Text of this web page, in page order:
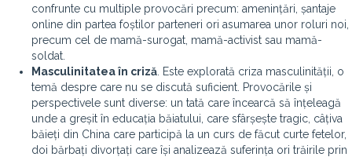
confrunte cu multiple provocări precum: amenințări, șantaje
online din partea foștilor parteneri ori asumarea unor roluri noi,
precum cel de mamă-surogat, mamă-activist sau mamă-
soldat.
Masculinitatea în criză . Este explorată criza masculinității, o
temă despre care nu se discută suficient. Provocările și
perspectivele sunt diverse: un tată care încearcă să înțeleagă
unde a greșit în educația băiatului, care sfârșește tragic, câțiva
băieți din China care participă la un curs de făcut curte fetelor,
doi bărbați divorțați care își analizează suferința ori trăirile prin